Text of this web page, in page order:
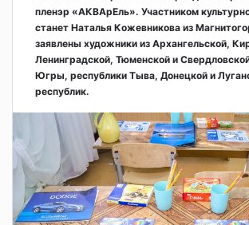
пленэр «АКВАрЕль». Участником
станет Наталья Кожевникова из
заявлены художники из Архангельской,
Ленинградской, Тюменской и
Югры, республики Тыва, Донецкой и
республик.